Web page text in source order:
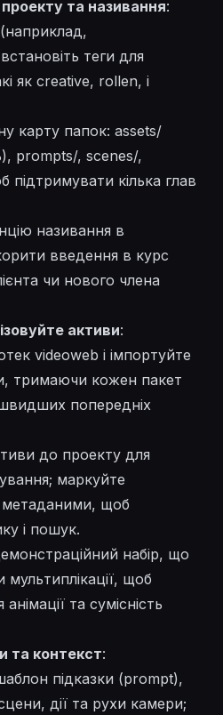
та називання:
встановіть теги для
як creative, rollen, і
карту папок: assets/
prompts/, scenes/,
підтримувати кілька глав
називання в
введення в курс
чи нового члена
активи:
videoweb і імпортуйте
тримаючи кожен пакет
попередніх
до проекту для
маркуйте
метаданими, щоб
і пошук.
набір, що
щоб
та сумісність
та контекст:
підказки (prompt),
дії та рухи камери;